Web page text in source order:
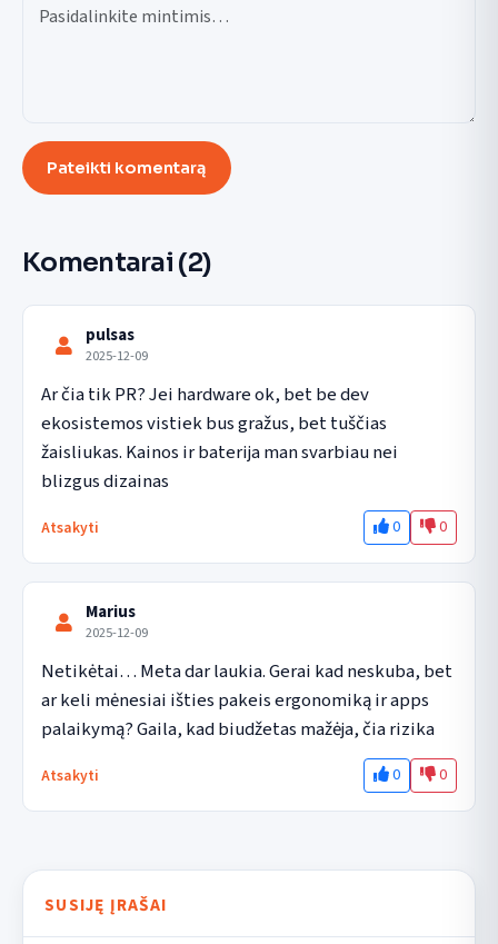
Pateikti komentarą
Komentarai (2)
pulsas
2025-12-09
Ar čia tik PR? Jei hardware ok, bet be dev
ekosistemos vistiek bus gražus, bet tuščias
žaisliukas. Kainos ir baterija man svarbiau nei
blizgus dizainas
Atsakyti 0 0
Marius
2025-12-09
Netikėtai… Meta dar laukia. Gerai kad neskuba, bet
ar keli mėnesiai išties pakeis ergonomiką ir apps
palaikymą? Gaila, kad biudžetas mažėja, čia rizika
Atsakyti 0 0
SUSIJĘ ĮRAŠAI